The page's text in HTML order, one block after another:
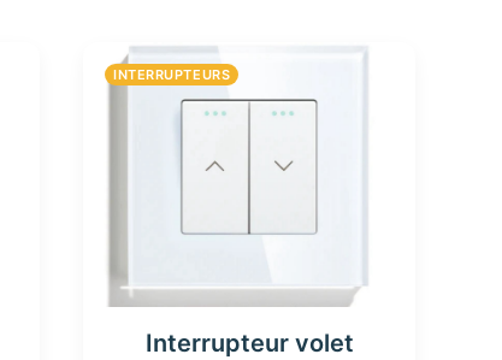
INTERRUPTEURS
Interrupteur volet